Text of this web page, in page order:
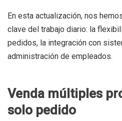
En esta actualización, nos
clave del trabajo diario: la
pedidos, la integración con
administración de empleados.
Venda múltiples
solo pedido